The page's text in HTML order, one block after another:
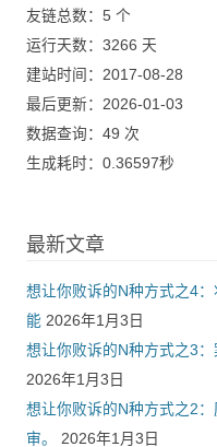
友链总数：5 个
运行天数：3266 天
建站时间：2017-08-28
最后更新：2026-01-03
数据查询：49 次
生成耗时：0.36597秒
最新文章
想让你败诉的N种方式之4
能 2026年1月3日
想让你败诉的N种方式之3
2026年1月3日
想让你败诉的N种方式之2
审。
2026年1月3日